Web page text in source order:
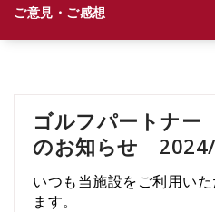
ご意見・ご感想
ゴルフパートナ
のお知らせ
いつも当施設をご利用い
ます。